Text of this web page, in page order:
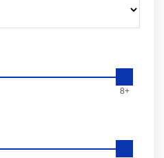
8+